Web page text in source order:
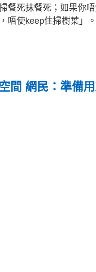
餐死抹餐死；如果你
唔使keep住掃樹葉」。
間 網民：準備